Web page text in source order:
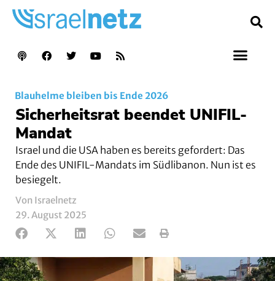
Blauhelme bleiben bis Ende 2026
Sicherheitsrat beendet UNIFIL-
Mandat
Israel und die USA haben es bereits gefordert: Das
Ende des UNIFIL-Mandats im Südlibanon. Nun ist es
besiegelt.
Von Israelnetz
29. August 2025